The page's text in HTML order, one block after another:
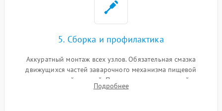
5. Сборка и профилактика
Аккуратный монтаж всех узлов. Обязательная смазка
движущихся частей заварочного механизма пищевой
силиконовой смазкой. Проведение программной
декальцинации и очистки системы от кофейных масел.
Подробнее